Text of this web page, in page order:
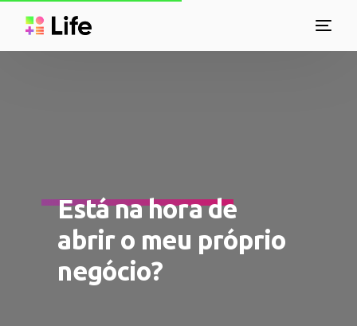
Está na hora de
abrir o meu próprio
negócio?